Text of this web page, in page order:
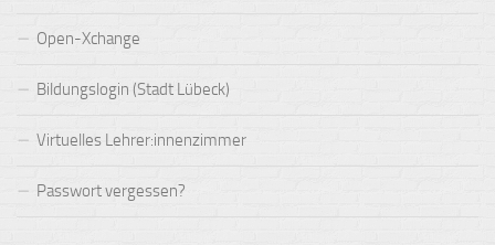
Open-Xchange
Bildungslogin (Stadt Lübeck)
Virtuelles Lehrer:innenzimmer
Passwort vergessen?